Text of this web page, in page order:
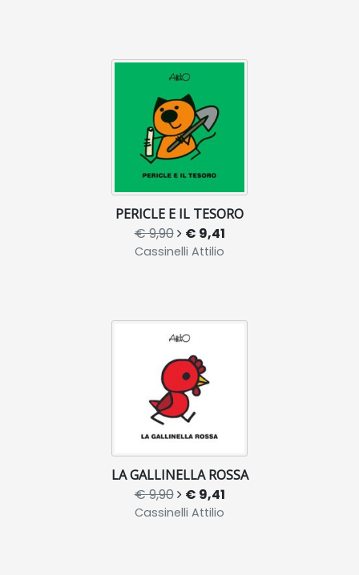
PERICLE E IL TESORO
€ 9,90 € 9,41
Cassinelli Attilio
LA GALLINELLA ROSSA
€ 9,90 € 9,41
Cassinelli Attilio